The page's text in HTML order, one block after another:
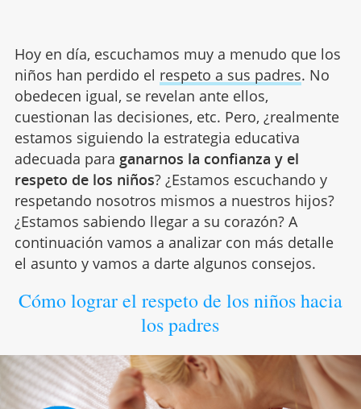
Hoy en día, escuchamos muy a menudo que los
niños han perdido el respeto a sus padres. No
obedecen igual, se revelan ante ellos,
cuestionan las decisiones, etc. Pero, ¿realmente
estamos siguiendo la estrategia educativa
adecuada para ganarnos la confianza y el
respeto de los niños? ¿Estamos escuchando y
respetando nosotros mismos a nuestros hijos?
¿Estamos sabiendo llegar a su corazón? A
continuación vamos a analizar con más detalle
el asunto y vamos a darte algunos consejos.
Cómo lograr el respeto de los niños hacia
los padres